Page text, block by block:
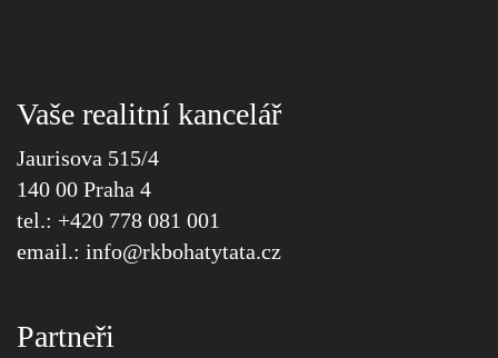
Vaše realitní kancelář
Jaurisova 515/4
140 00 Praha 4
tel.: +420 778 081 001
email.: info@rkbohatytata.cz
Partneři